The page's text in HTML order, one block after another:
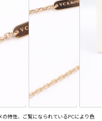
特性、ご覧になられているPCにより色